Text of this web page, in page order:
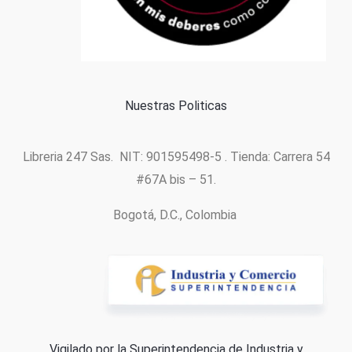
Formas de pago
Nuestras Politicas
Libreria 247 Sas. NIT: 901595498-5 . Tienda: Carrera 54
#67A bis – 51.
Bogotá, D.C., Colombia
Vigilado por la Superintendencia de Industria y